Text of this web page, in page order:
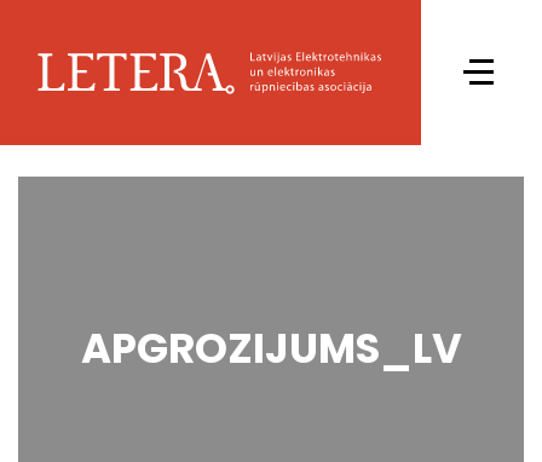
APGROZIJUMS_LV